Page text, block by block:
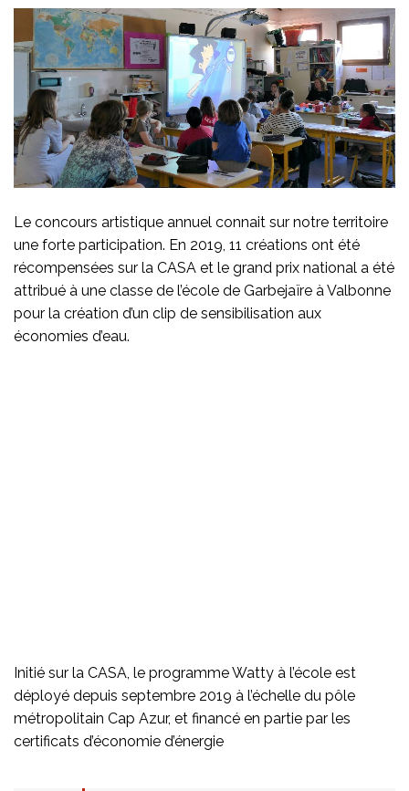
Le concours artistique annuel connait sur notre territoire
une forte participation. En 2019, 11 créations ont été
récompensées sur la CASA et le grand prix national a été
attribué à une classe de l’école de Garbejaïre à Valbonne
pour la création d’un clip de sensibilisation aux
économies d’eau.
Initié sur la CASA, le programme Watty à l’école est
déployé depuis septembre 2019 à l’échelle du pôle
métropolitain Cap Azur, et financé en partie par les
certificats d’économie d’énergie